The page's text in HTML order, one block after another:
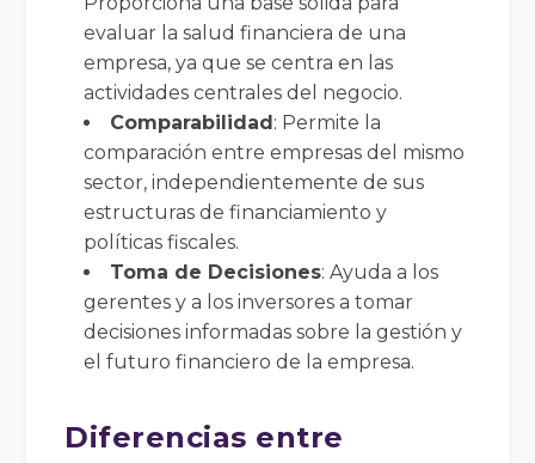
evaluar la salud financiera de una
empresa, ya que se centra en las
actividades centrales del negocio.
Comparabilidad: Permite la
comparación entre empresas del mismo
sector, independientemente de sus
estructuras de financiamiento y
políticas fiscales.
Toma de Decisiones: Ayuda a los
gerentes y a los inversores a tomar
decisiones informadas sobre la gestión y
el futuro financiero de la empresa.
Diferencias entre